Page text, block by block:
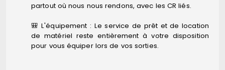
partout où nous nous rendons, avec les CR liés.
🎒 L'équipement : Le service de prêt et de location
de matériel reste entièrement à votre disposition
pour vous équiper lors de vos sorties.